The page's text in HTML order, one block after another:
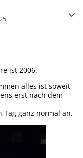
ist 2006.
alles ist soweit
erst nach dem
Tag ganz normal an.